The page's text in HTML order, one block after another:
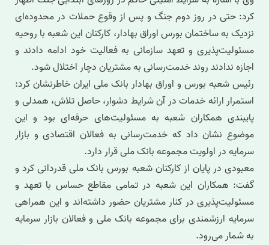
کرد: حتی در روز دوم جنگ و پس از وقوع حملات در محدوده‌ای
نزدیک به ساختمان بورس اوراق بهادار، کارکنان این شعبه با روحیه
مسئولیت‌پذیری و تعهد سازمانی به فعالیت خود ادامه دادند و
اجازه ندادند روند خدمت‌رسانی به مشتریان دچار اختلال شود.
رئیس شعبه بورس و اوراق بهادار بانک ملی ایران خاطرنشان کرد:
استمرار ارائه خدمات در آن شرایط دشوار، حاصل تلاش، همدلی و
پایبندی همکاران شعبه به مسئولیت‌های حرفه‌ای بود و این
موضوع نشان داد که خدمت‌رسانی به فعالان اقتصادی و بازار
سرمایه در اولویت مجموعه بانک ملی قرار دارد.
معبودی در پایان از کارکنان شعبه بورس بانک ملی قدردانی کرد و
گفت: همکاران این شعبه در تمامی مقاطع حساس با تعهد و
مسئولیت‌پذیری در کنار مشتریان حضور داشته‌اند و این همراهی
سرمایه ارزشمندی برای مجموعه بانک ملی و فعالان بازار سرمایه
به شمار می‌رود.